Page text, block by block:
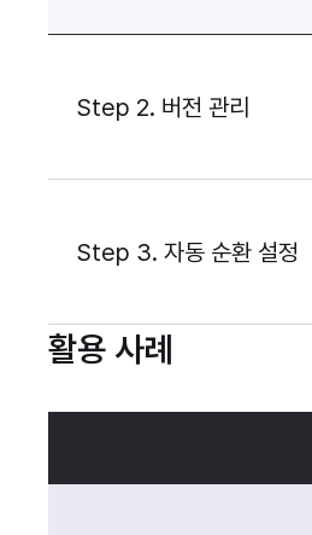
Step 2. 버전 관리
Step 3. 자동 순환 설정
활용 사례